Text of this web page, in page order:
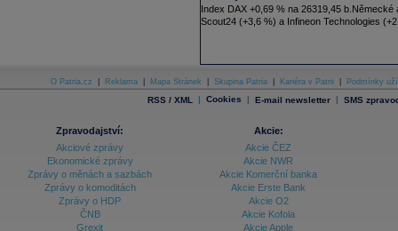
29.01.2026
9:17
Drahé kovy pokračují ve svém
stříbro
na 118
okamžitému dodání se dostala na
poprvé překonala stodolarovou
20.01.2026
Cenazlatadnes poprvé překonala
(oz; 31,1 gramu). Investoři
ohledně víkendového oznámení
převzetí Grónska uvalí dodatečná
vystoupila až na nové rekordní
(ČTK)
Index DAX +0,69 % na 26319,45
Scout24 (+3,6 %) a Infineon Technologies
O Patria.cz Reklama Mapa Stránek Skupina Patria Kariéra v Patrii Podmínky
RSS / XML | Cookies | E-mail newsletter | SMS
Zpravodajství:
Akciové zprávy
Ekonomické zprávy
Zprávy o měnách a sazbách
Zprávy o komoditách
Zprávy o HDP
ČNB
Grexit
Akcie:
Akcie ČEZ
Akcie NWR
Akcie Komerční banka
Akcie Erste Bank
Akcie O2
Akcie Kofola
Akcie Apple